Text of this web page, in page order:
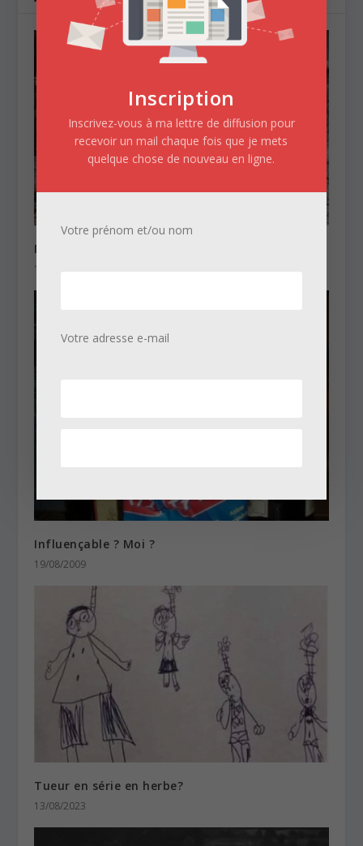
Marius, la girafe vedette
13/02/2014
Influençable ? Moi ?
19/08/2009
Tueur en série en herbe?
13/08/2023
Inscription
Inscrivez-vous à ma lettre de diffusion pour
recevoir un mail chaque fois que je mets
quelque chose de nouveau en ligne.
Votre prénom et/ou nom
Votre adresse e-mail